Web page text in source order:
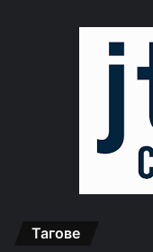
Тагове